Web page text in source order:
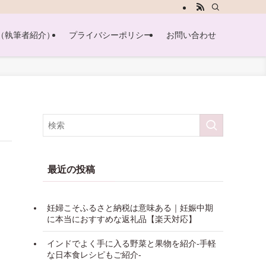
執筆者紹介） プライバシーポリシー お問い合わせ
最近の投稿
妊婦こそふるさと納税は意味ある｜妊娠中期
に本当におすすめな返礼品【楽天対応】
インドでよく手に入る野菜と果物を紹介-手軽
な日本食レシピもご紹介-